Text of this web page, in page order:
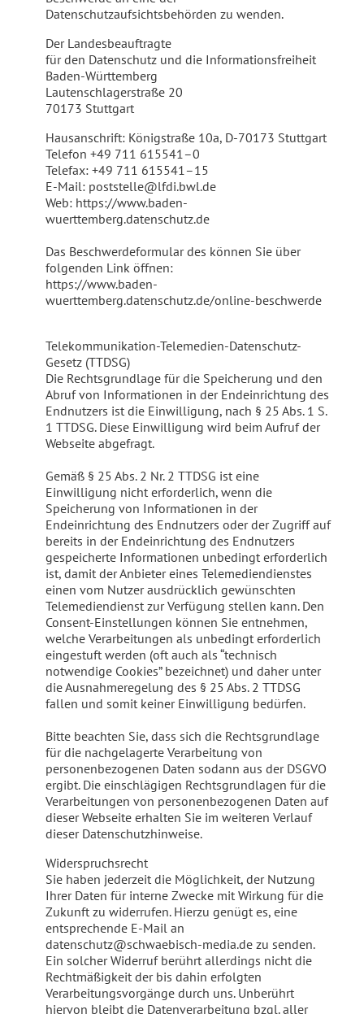
Datenschutzaufsichtsbehörden zu wenden.
Der Landesbeauftragte
für den Datenschutz und die Informationsfreiheit
Baden-Württemberg
Lautenschlagerstraße 20
70173 Stuttgart
Hausanschrift: Königstraße 10a, D-70173 Stuttgart
Telefon +49 711 615541–0
Telefax: +49 711 615541–15
E-Mail: poststelle@lfdi.bwl.de
Web: https://www.baden-
wuerttemberg.datenschutz.de
Das Beschwerdeformular des können Sie über
folgenden Link öffnen:
https://www.baden-
wuerttemberg.datenschutz.de/online-beschwerde
Telekommunikation-Telemedien-Datenschutz-
Gesetz (TTDSG)
Die Rechtsgrundlage für die Speicherung und den
Abruf von Informationen in der Endeinrichtung des
Endnutzers ist die Einwilligung, nach § 25 Abs. 1 S.
1 TTDSG. Diese Einwilligung wird beim Aufruf der
Webseite abgefragt.
Gemäß § 25 Abs. 2 Nr. 2 TTDSG ist eine
Einwilligung nicht erforderlich, wenn die
Speicherung von Informationen in der
Endeinrichtung des Endnutzers oder der Zugriff auf
bereits in der Endeinrichtung des Endnutzers
gespeicherte Informationen unbedingt erforderlich
ist, damit der Anbieter eines Telemediendienstes
einen vom Nutzer ausdrücklich gewünschten
Telemediendienst zur Verfügung stellen kann. Den
Consent-Einstellungen können Sie entnehmen,
welche Verarbeitungen als unbedingt erforderlich
eingestuft werden (oft auch als “technisch
notwendige Cookies” bezeichnet) und daher unter
die Ausnahmeregelung des § 25 Abs. 2 TTDSG
fallen und somit keiner Einwilligung bedürfen.
Bitte beachten Sie, dass sich die Rechtsgrundlage
für die nachgelagerte Verarbeitung von
personenbezogenen Daten sodann aus der DSGVO
ergibt. Die einschlägigen Rechtsgrundlagen für die
Verarbeitungen von personenbezogenen Daten auf
dieser Webseite erhalten Sie im weiteren Verlauf
dieser Datenschutzhinweise.
Widerspruchsrecht
Sie haben jederzeit die Möglichkeit, der Nutzung
Ihrer Daten für interne Zwecke mit Wirkung für die
Zukunft zu widerrufen. Hierzu genügt es, eine
entsprechende E-Mail an
datenschutz@schwaebisch-media.de zu senden.
Ein solcher Widerruf berührt allerdings nicht die
Rechtmäßigkeit der bis dahin erfolgten
Verarbeitungsvorgänge durch uns. Unberührt
hiervon bleibt die Datenverarbeitung bzgl. aller